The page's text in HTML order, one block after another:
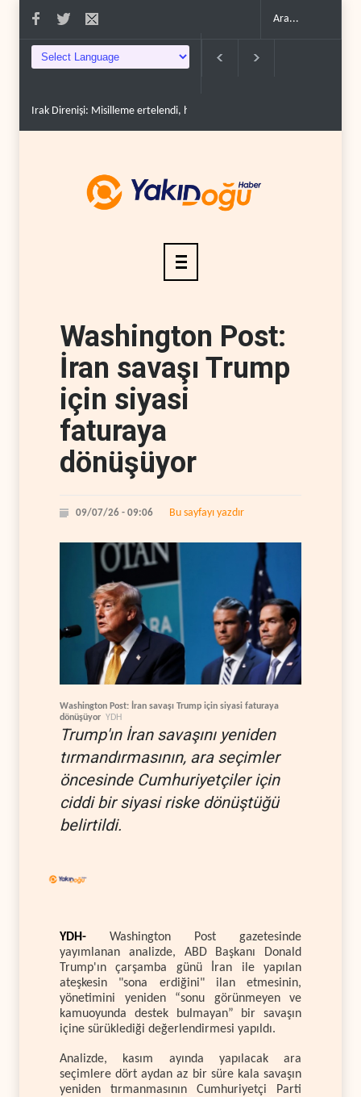
Irak Direnişi: Misilleme ertelendi, hesap kapanmadı..
Washington Post:
İran savaşı Trump
için siyasi
faturaya
dönüşüyor
09/07/26 - 09:06 Bu sayfayı yazdır
Washington Post: İran savaşı Trump için siyasi faturaya
dönüşüyor YDH
Trump'ın İran savaşını yeniden
tırmandırmasının, ara seçimler
öncesinde Cumhuriyetçiler için
ciddi bir siyasi riske dönüştüğü
belirtildi.
YDH- Washington Post gazetesinde
yayımlanan analizde, ABD Başkanı Donald
Trump'ın çarşamba günü İran ile yapılan
ateşkesin "sona erdiğini" ilan etmesinin,
yönetimini yeniden “sonu görünmeyen ve
kamuoyunda destek bulmayan” bir savaşın
içine sürüklediği değerlendirmesi yapıldı.
Analizde, kasım ayında yapılacak ara
seçimlere dört aydan az bir süre kala savaşın
yeniden tırmanmasının Cumhuriyetçi Parti